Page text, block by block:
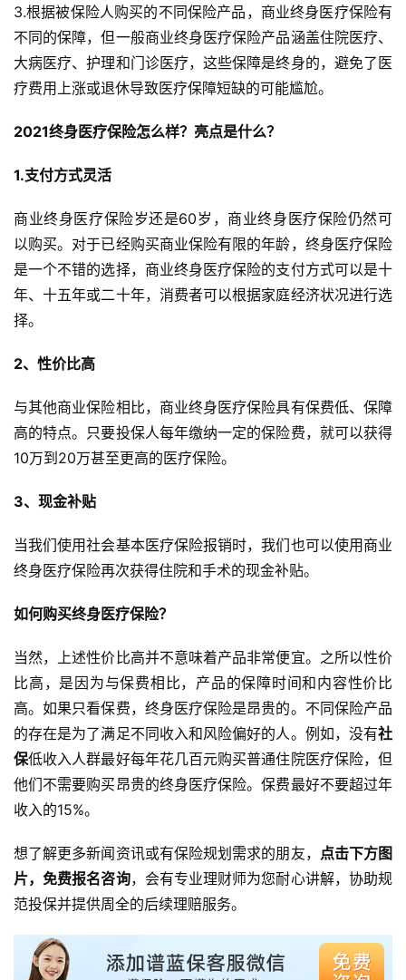
3.根据被保险人购买的不同保险产品，商业终身医疗保险有
不同的保障，但一般商业终身医疗保险产品涵盖住院医疗、
大病医疗、护理和门诊医疗，这些保障是终身的，避免了医
疗费用上涨或退休导致医疗保障短缺的可能尴尬。
2021终身医疗保险怎么样？亮点是什么？
1.支付方式灵活
商业终身医疗保险岁还是60岁，商业终身医疗保险仍然可
以购买。对于已经购买商业保险有限的年龄，终身医疗保险
是一个不错的选择，商业终身医疗保险的支付方式可以是十
年、十五年或二十年，消费者可以根据家庭经济状况进行选
择。
2、性价比高
与其他商业保险相比，商业终身医疗保险具有保费低、保障
高的特点。只要投保人每年缴纳一定的保险费，就可以获得
10万到20万甚至更高的医疗保险。
3、现金补贴
当我们使用社会基本医疗保险报销时，我们也可以使用商业
终身医疗保险再次获得住院和手术的现金补贴。
如何购买终身医疗保险？
当然，上述性价比高并不意味着产品非常便宜。之所以性价
比高，是因为与保费相比，产品的保障时间和内容性价比
高。如果只看保费，终身医疗保险是昂贵的。不同保险产品
的存在是为了满足不同收入和风险偏好的人。例如，没有社
保低收入人群最好每年花几百元购买普通住院医疗保险，但
他们不需要购买昂贵的终身医疗保险。保费最好不要超过年
收入的15%。
想了解更多新闻资讯或有保险规划需求的朋友， 点击下方图
片，免费报名咨询，会有专业理财师为您耐心讲解，协助规
范投保并提供周全的后续理赔服务。